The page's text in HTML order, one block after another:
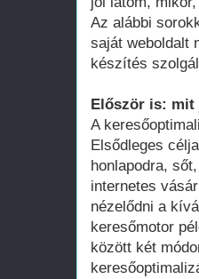
Az alábbi
saját weboldalt
készítés
Először is: mit
A
Elsődleges
honlapodra,
internetes
nézelődni a
keresőmotor
között két